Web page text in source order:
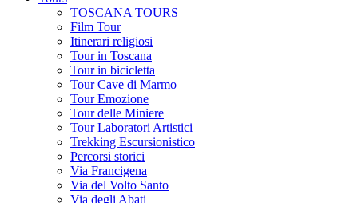
TOSCANA TOURS
Film Tour
Itinerari religiosi
Tour in Toscana
Tour in bicicletta
Tour Cave di Marmo
Tour Emozione
Tour delle Miniere
Tour Laboratori Artistici
Trekking Escursionistico
Percorsi storici
Via Francigena
Via del Volto Santo
Via degli Abati